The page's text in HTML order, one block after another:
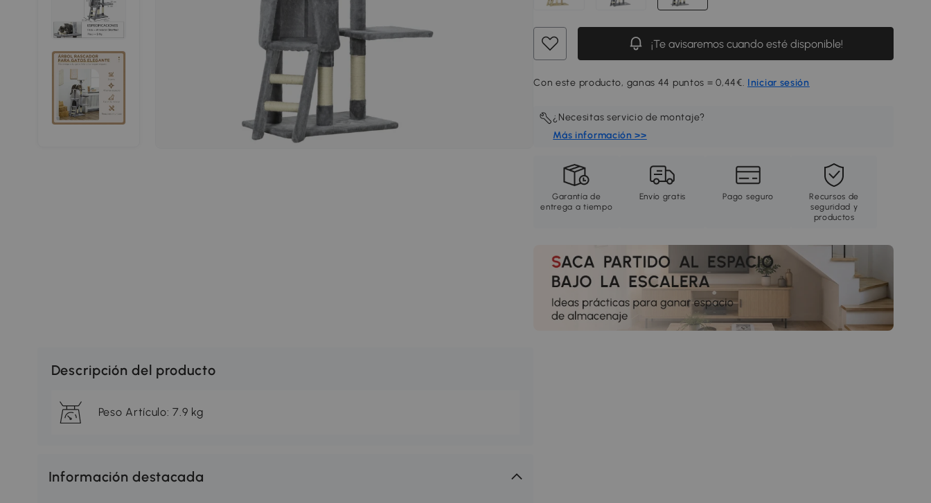
¡Te avisaremos cuando esté disponible!
Con este producto, ganas 44 puntos = 0,44€. Iniciar sesión
¿Necesitas servicio de montaje?
Más información >>
Garantía de
entrega a tiempo
Envío gratis Pago seguro
Recursos de
seguridad y
productos
Descripción del producto
Peso Artículo: 7.9 kg
Información destacada